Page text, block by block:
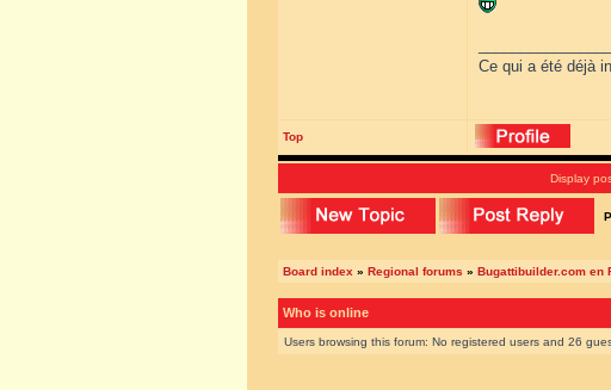
Ce qui a été déjà
Top
Display
Board index » Regional forums » Bugattibuilder.com en
Who is online
Users browsing this forum: No registered users and 26